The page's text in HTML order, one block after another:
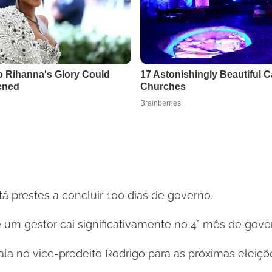
prestes a concluir 100 dias de governo.
gestor cai significativamente no 4° mês de
no vice-predeito Rodrigo para as próximas